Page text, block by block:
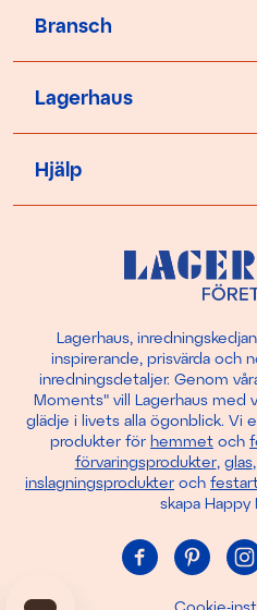
Bransch
Lagerhaus
Hjälp
Lagerhaus,
inspirerande, prisvärda och
inredningsdetaljer. Genom
Moments" vill Lagerhaus med
glädje i livets alla ögonblick. Vi
produkter för hemmet och
förvaringsprodukter, glas,
inslagningsprodukter och
skapa